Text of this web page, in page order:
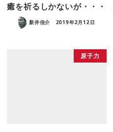
癒を祈るしかないが・・・
新井信介 2019年2月12日
原子力